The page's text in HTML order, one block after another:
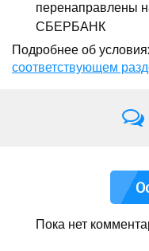
перенаправлены
СБЕРБАНК
Подробнее об
соответствующем
Пока нет